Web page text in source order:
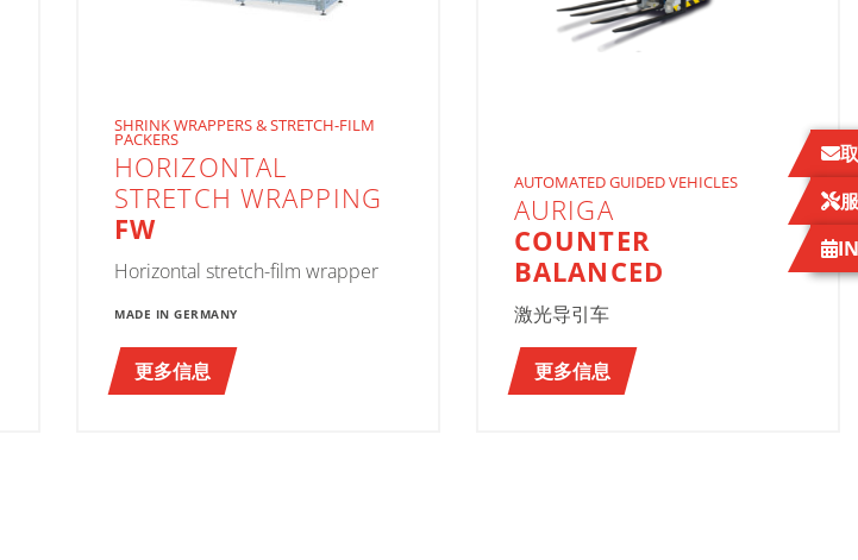
SHRINK WRAPPERS & STRETCH-FILM
PACKERS
HORIZONTAL
STRETCH WRAPPING
FW
Horizontal stretch-film wrapper
MADE IN GERMANY
更多信息
AUTOMATED GUIDED VEHICLES
AURIGA
COUNTER
BALANCED
激光导引车
更多信息